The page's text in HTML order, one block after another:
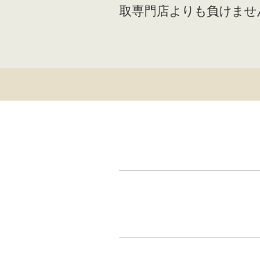
取専門店よりも負けませ